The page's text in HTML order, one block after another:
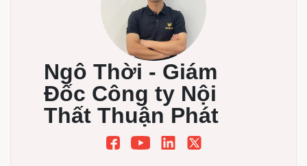
Ngô Thời - Giám
Đốc Công ty Nội
Thất Thuận Phát